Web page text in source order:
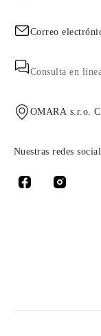
Correo
Consulta en
OMARA s.r.o.
Nuestras redes